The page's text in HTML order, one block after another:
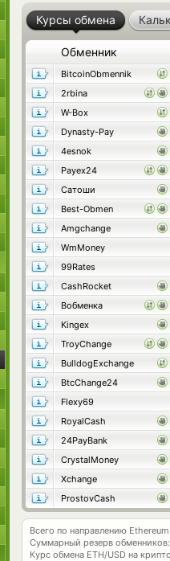
Курсы обмена
Обменник
BitcoinObmennik
2rbina
W-Box
Dynasty-Pay
4esnok
Payex24
Сатоши
Best-Obmen
Amgchange
WmMoney
99Rates
CashRocket
Вобменка
Kingex
TroyChange
BulldogExchange
BtcChange24
Flexy69
RoyalCash
24PayBank
CrystalMoney
Xchange
ProstovCash
Всего по направлению
Суммарный резерв обменников:
Курс обмена ETH/USD на